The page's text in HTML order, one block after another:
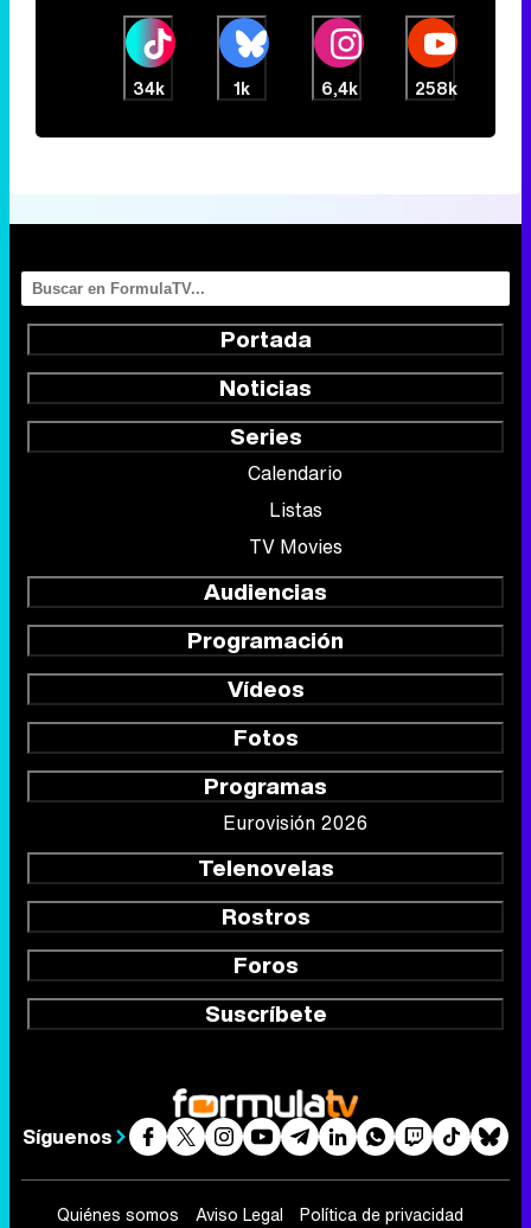
34k 1k 6,4k 258k
Portada
Noticias
Series
Calendario
Listas
TV Movies
Audiencias
Programación
Vídeos
Fotos
Programas
Eurovisión 2026
Telenovelas
Rostros
Foros
Suscríbete
Síguenos
Quiénes somos Aviso Legal
Política de privacidad